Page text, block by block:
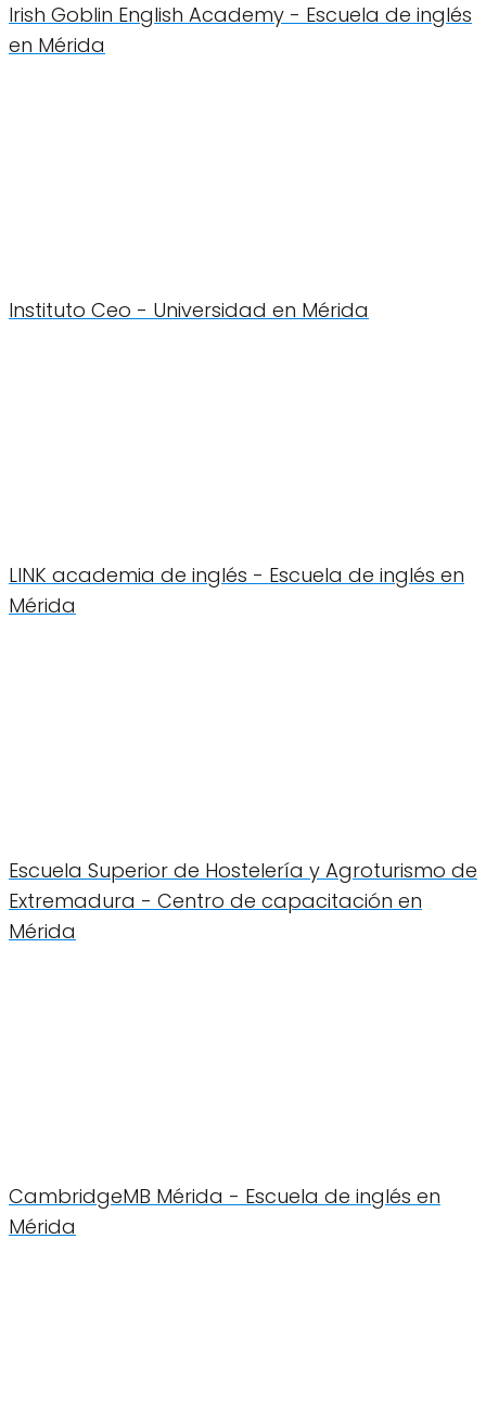
Irish Goblin English Academy - Escuela de inglés
en Mérida
Instituto Ceo - Universidad en Mérida
LINK academia de inglés - Escuela de inglés en
Mérida
Escuela Superior de Hostelería y Agroturismo de
Extremadura - Centro de capacitación en
Mérida
CambridgeMB Mérida - Escuela de inglés en
Mérida